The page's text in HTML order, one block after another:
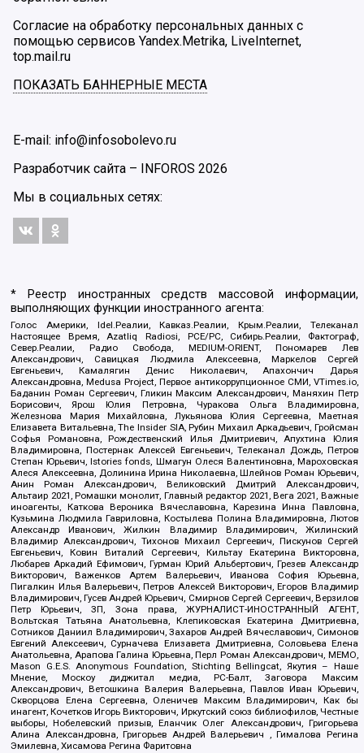
Согласие на обработку персональных данных с
помощью сервисов Yandex.Metrika, LiveInternet,
top.mail.ru
ПОКАЗАТЬ БАННЕРНЫЕ МЕСТА
E-mail: info@infosobolevo.ru
Разработчик сайта – INFOROS 2026
Мы в социальных сетях:
* Реестр иностранных средств массовой информации,
выполняющих функции иностранного агента:
Голос Америки, Idel.Реалии, Кавказ.Реалии, Крым.Реалии, Телеканал
Настоящее Время, Azatliq Radiosi, PCE/PC, Сибирь.Реалии, Фактограф,
Север.Реалии, Радио Свобода, MEDIUM-ORIENT, Пономарев Лев
Александрович, Савицкая Людмила Алексеевна, Маркелов Сергей
Евгеньевич, Камалягин Денис Николаевич, Апахончич Дарья
Александровна, Medusa Project, Первое антикоррупционное СМИ, VTimes.io,
Баданин Роман Сергеевич, Гликин Максим Александрович, Маняхин Петр
Борисович, Ярош Юлия Петровна, Чуракова Ольга Владимировна,
Железнова Мария Михайловна, Лукьянова Юлия Сергеевна, Маетная
Елизавета Витальевна, The Insider SIA, Рубин Михаил Аркадьевич, Гройсман
Софья Романовна, Рождественский Илья Дмитриевич, Апухтина Юлия
Владимировна, Постернак Алексей Евгеньевич, Телеканал Дождь, Петров
Степан Юрьевич, Istories fonds, Шмагун Олеся Валентиновна, Мароховская
Алеся Алексеевна, Долинина Ирина Николаевна, Шлейнов Роман Юрьевич,
Анин Роман Александрович, Великовский Дмитрий Александрович,
Альтаир 2021, Ромашки монолит, Главный редактор 2021, Вега 2021, Важные
иноагенты, Каткова Вероника Вячеславовна, Карезина Инна Павловна,
Кузьмина Людмила Гавриловна, Костылева Полина Владимировна, Лютов
Александр Иванович, Жилкин Владимир Владимирович, Жилинский
Владимир Александрович, Тихонов Михаил Сергеевич, Пискунов Сергей
Евгеньевич, Ковин Виталий Сергеевич, Кильтау Екатерина Викторовна,
Любарев Аркадий Ефимович, Гурман Юрий Альбертович, Грезев Александр
Викторович, Важенков Артем Валерьевич, Иванова София Юрьевна,
Пигалкин Илья Валерьевич, Петров Алексей Викторович, Егоров Владимир
Владимирович, Гусев Андрей Юрьевич, Смирнов Сергей Сергеевич, Верзилов
Петр Юрьевич, ЗП, Зона права, ЖУРНАЛИСТ-ИНОСТРАННЫЙ АГЕНТ,
Вольтская Татьяна Анатольевна, Клепиковская Екатерина Дмитриевна,
Сотников Даниил Владимирович, Захаров Андрей Вячеславович, Симонов
Евгений Алексеевич, Сурначева Елизавета Дмитриевна, Соловьева Елена
Анатольевна, Арапова Галина Юрьевна, Перл Роман Александрович, МЕМО,
Mason G.E.S. Anonymous Foundation, Stichting Bellingcat, Якутия – Наше
Мнение, Москоу диджитал медиа, РС-Балт, Заговора Максим
Александрович, Ветошкина Валерия Валерьевна, Павлов Иван Юрьевич,
Скворцова Елена Сергеевна, Оленичев Максим Владимирович, Как бы
инагент, Кочетков Игорь Викторович, Иркутский союз библиофилов, Честные
выборы, Нобелевский призыв, Еланчик Олег Александрович, Григорьева
Алина Александровна, Григорьев Андрей Валерьевич , Гималова Регина
Эмилевна, Хисамова Регина Фаритовна